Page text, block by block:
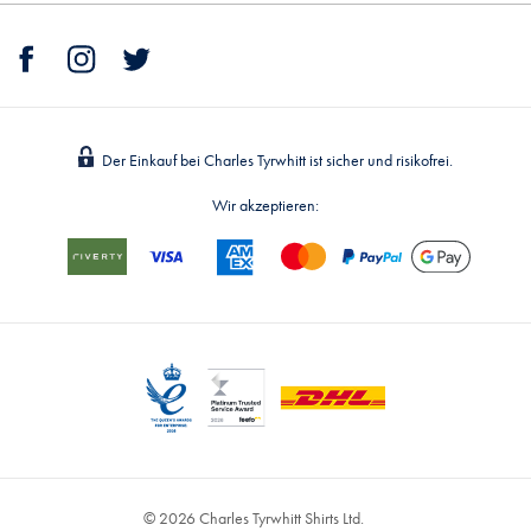
Der Einkauf bei Charles Tyrwhitt ist sicher und risikofrei.
Wir akzeptieren:
© 2026 Charles Tyrwhitt Shirts Ltd.